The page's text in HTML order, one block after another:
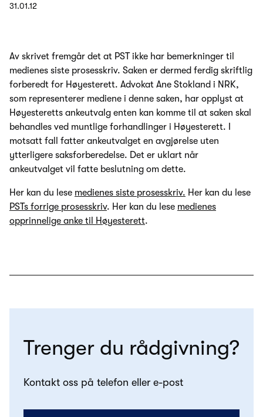
31.01.12
Av skrivet fremgår det at PST ikke har bemerkninger til
medienes siste prosesskriv. Saken er dermed ferdig skriftlig
forberedt for Høyesterett. Advokat Ane Stokland i NRK,
som representerer mediene i denne saken, har opplyst at
Høyesteretts ankeutvalg enten kan komme til at saken skal
behandles ved muntlige forhandlinger i Høyesterett. I
motsatt fall fatter ankeutvalget en avgjørelse uten
ytterligere saksforberedelse. Det er uklart når
ankeutvalget vil fatte beslutning om dette.
Her kan du lese medienes siste prosesskriv. Her kan du lese
PSTs forrige prosesskriv. Her kan du lese medienes
opprinnelige anke til Høyesterett.
Trenger du rådgivning?
Kontakt oss på telefon eller e-post